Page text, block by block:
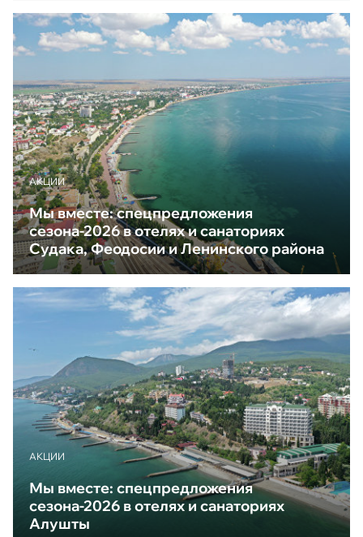
АКЦИИ
Мы вместе: спецпредложения
сезона-2026 в отелях и санаториях
Судака, Феодосии и Ленинского района
АКЦИИ
Мы вместе: спецпредложения
сезона-2026 в отелях и санаториях
Алушты